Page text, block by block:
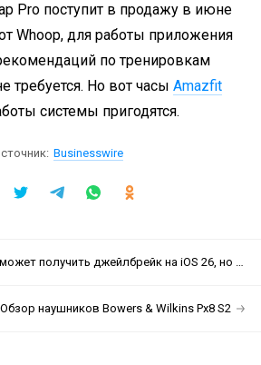
Pro поступит в продажу в июне
Whoop, для работы приложения
по тренировкам
требуется. Но вот часы Amazfit
системы пригодятся.
Businesswire
получить джейлбрейк на iOS 26, но есть нюанс
Обзор наушников Bowers & Wilkins Px8 S2